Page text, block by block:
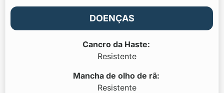
DOENÇAS
Cancro da Haste:
Resistente
Mancha de olho de rã:
Resistente